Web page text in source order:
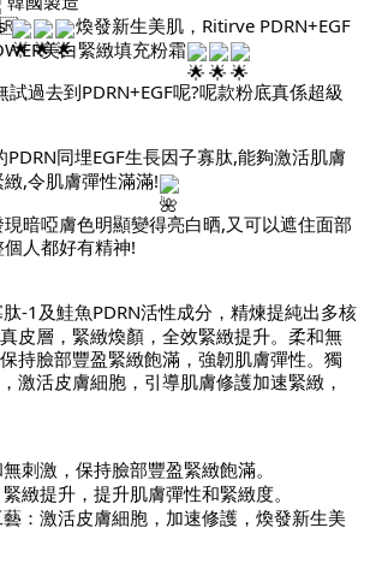
煥發新生美肌，Ritirve PDRN+EGF
美白緊緻填充粉霜
過去到PDRN+EGF呢?呢款粉底真係超級
同埋EGF生長因子寡肽,能夠激活肌膚
,令肌膚彈性滿滿!
暗啞膚色明顯變得亮白晒,又可以遮住面部
人都好有精神!
-1及鮭魚PDRN活性成分，精煉提純出多核
皮層，緊緻煥顏，全效緊緻提升。柔和無
持臉部豐盈緊緻飽滿，強韌肌膚彈性。獨
激活皮膚細胞，引導肌膚修護加速緊緻，
刺激，保持臉部豐盈緊緻飽滿。
緻提升，提升肌膚彈性和緊緻度。
：激活皮膚細胞，加速修護，煥發新生美